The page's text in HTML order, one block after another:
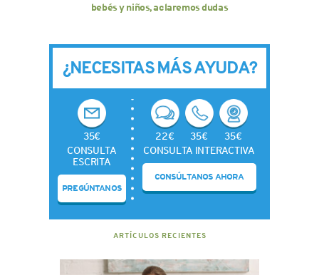
bebés y niños, aclaremos dudas
¿NECESITAS MÁS AYUDA?
35€
CONSULTA
ESCRITA
PREGÚNTANOS
22€ 35€
35€
CONSULTA INTERACTIVA
CONSÚLTANOS AHORA
ARTÍCULOS RECIENTES